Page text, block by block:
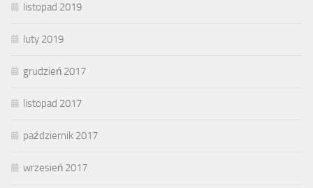
listopad 2019
luty 2019
grudzień 2017
listopad 2017
październik 2017
wrzesień 2017